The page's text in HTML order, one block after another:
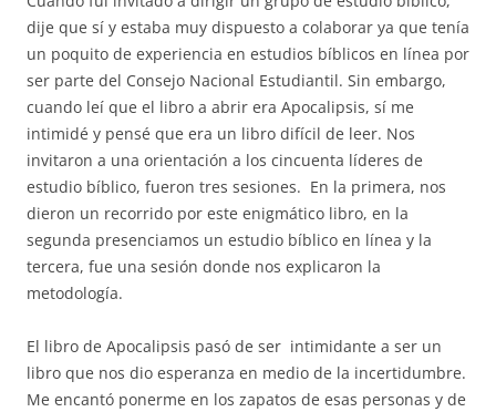
dije que sí y estaba muy dispuesto a colaborar ya que tenía
un poquito de experiencia en estudios bíblicos en línea por
ser parte del Consejo Nacional Estudiantil. Sin embargo,
cuando leí que el libro a abrir era Apocalipsis, sí me
intimidé y pensé que era un libro difícil de leer. Nos
invitaron a una orientación a los cincuenta líderes de
estudio bíblico, fueron tres sesiones. En la primera, nos
dieron un recorrido por este enigmático libro, en la
segunda presenciamos un estudio bíblico en línea y la
tercera, fue una sesión donde nos explicaron la
metodología.
El libro de Apocalipsis pasó de ser intimidante a ser un
libro que nos dio esperanza en medio de la incertidumbre.
Me encantó ponerme en los zapatos de esas personas y de